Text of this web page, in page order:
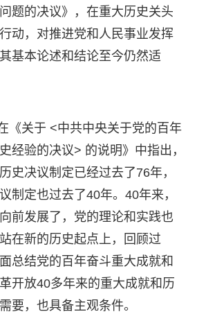
题的决议》，在重大历史关头
动，对推进党和人民事业发挥
基本论述和结论至今仍然适
《关于 <中共中央关于党的百年
经验的决议> 的说明》中指出，
史决议制定已经过去了76年，
制定也过去了40年。40年来，
前发展了，党的理论和实践也
在新的历史起点上，回顾过
总结党的百年奋斗重大成就和
开放40多年来的重大成就和历
要，也具备主观条件。